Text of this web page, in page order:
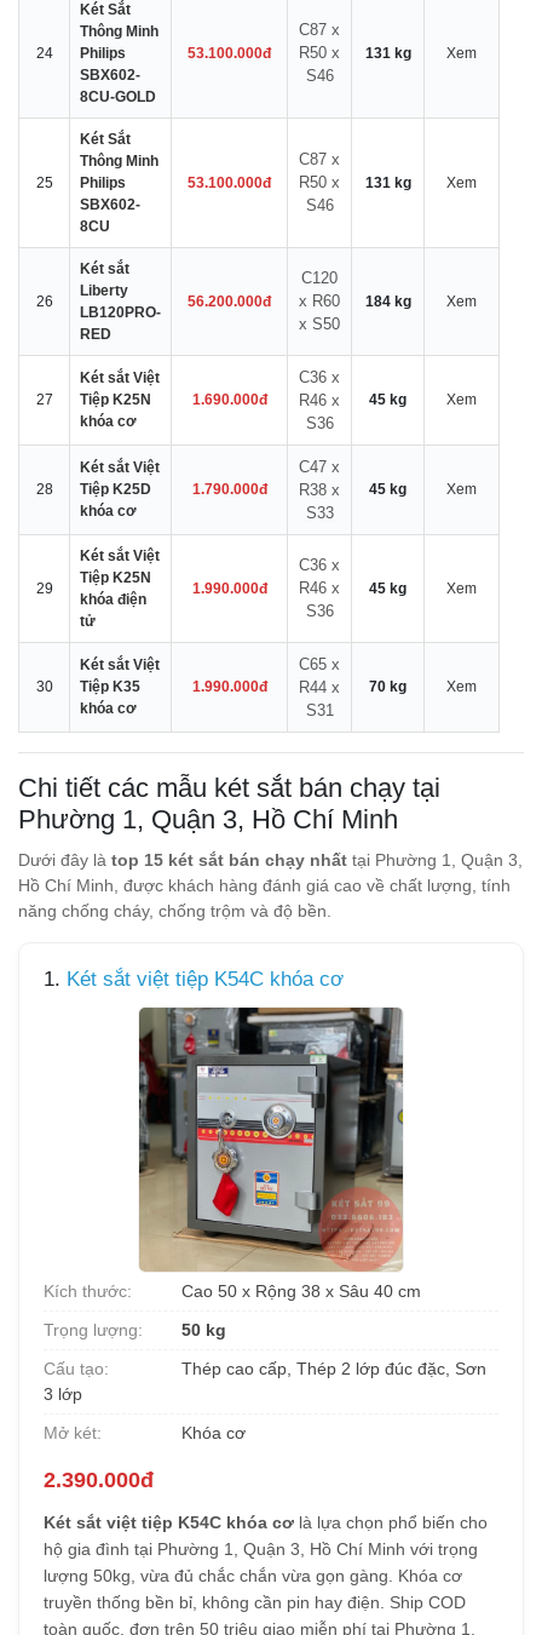
24
Két Sắt
Thông Minh
Philips
SBX602-
8CU-GOLD
53.100.000đ
C87 x
R50 x
S46
131 kg Xem
25
Két Sắt
Thông Minh
Philips
SBX602-
8CU
53.100.000đ
C87 x
R50 x
S46
131 kg Xem
26
Két sắt
Liberty
LB120PRO-
RED
56.200.000đ
C120
x R60
x S50
184 kg Xem
27
Két sắt Việt
Tiệp K25N
khóa cơ
1.690.000đ
C36 x
R46 x
S36
45 kg Xem
28
Két sắt Việt
Tiệp K25D
khóa cơ
1.790.000đ
C47 x
R38 x
S33
45 kg Xem
29
Két sắt Việt
Tiệp K25N
khóa điện
tử
1.990.000đ
C36 x
R46 x
S36
45 kg Xem
30
Két sắt Việt
Tiệp K35
khóa cơ
1.990.000đ
C65 x
R44 x
S31
70 kg Xem
Chi tiết các mẫu két sắt bán chạy tại
Phường 1, Quận 3, Hồ Chí Minh
Dưới đây là top 15 két sắt bán chạy nhất tại Phường 1, Quận 3,
Hồ Chí Minh, được khách hàng đánh giá cao về chất lượng, tính
năng chống cháy, chống trộm và độ bền.
1. Két sắt việt tiệp K54C khóa cơ
Kích thước:
Cao 50 x Rộng 38 x Sâu 40 cm
Trọng lượng:
50 kg
Cấu tạo:
Thép cao cấp, Thép 2 lớp đúc đặc, Sơn
3 lớp
Mở két:
Khóa cơ
2.390.000đ
Két sắt việt tiệp K54C khóa cơ là lựa chọn phổ biến cho
hộ gia đình tại Phường 1, Quận 3, Hồ Chí Minh với trọng
lượng 50kg, vừa đủ chắc chắn vừa gọn gàng. Khóa cơ
truyền thống bền bỉ, không cần pin hay điện. Ship COD
toàn quốc, đơn trên 50 triệu giao miễn phí tại Phường 1,